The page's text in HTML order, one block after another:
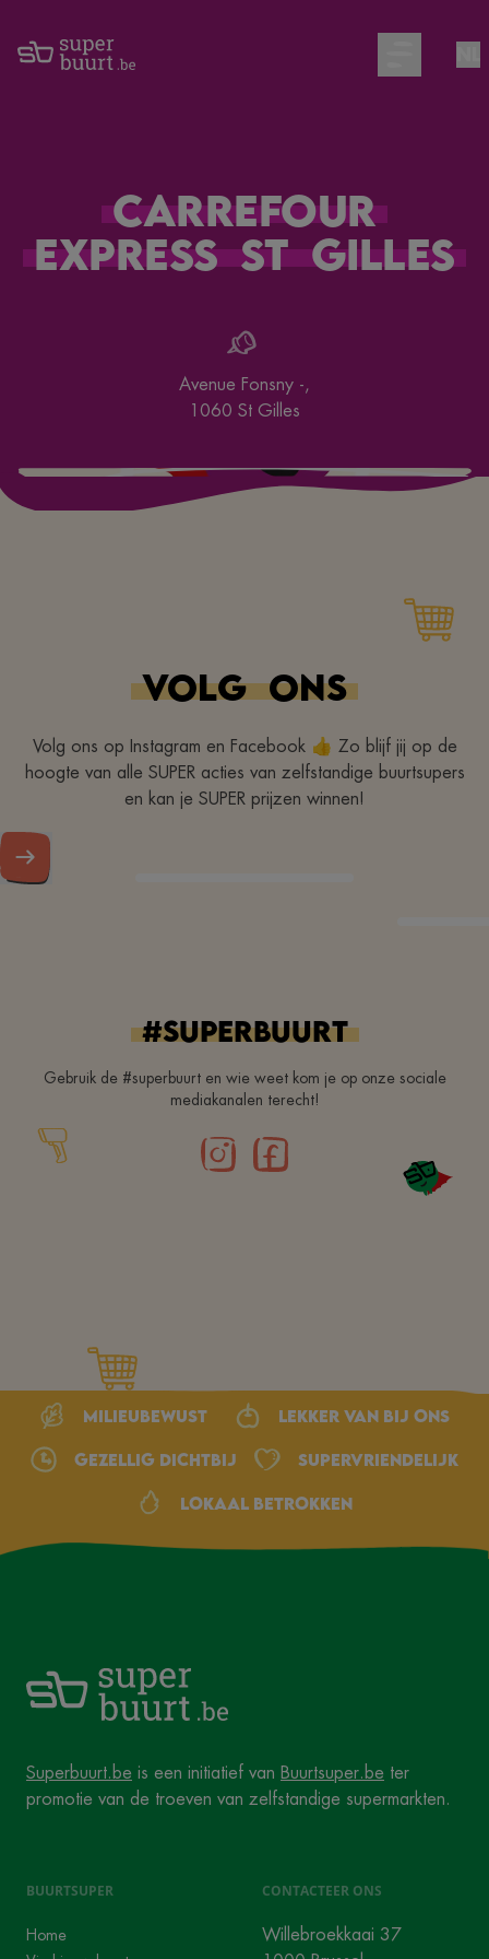
Open main
Carrefour
Express St Gilles
Avenue Fonsny -,
1060 St Gilles
VOLG ONS
Volg ons op Instagram en Facebook 👍 Zo blijf jij op de
hoogte van alle SUPER acties van zelfstandige buurtsupers
en kan je SUPER prijzen winnen!
#superbuurt
Gebruik de #superbuurt en wie weet kom je op onze sociale
mediakanalen terecht!
Milieubewust Lekker van bij ons
Gezellig dichtbij Supervriendelijk
Lokaal betrokken
Superbuurt.be is een initiatief van Buurtsuper.be ter
promotie van de troeven van zelfstandige supermarkten.
BUURTSUPER
Home
CONTACTEER ONS
Willebroekkaai 37